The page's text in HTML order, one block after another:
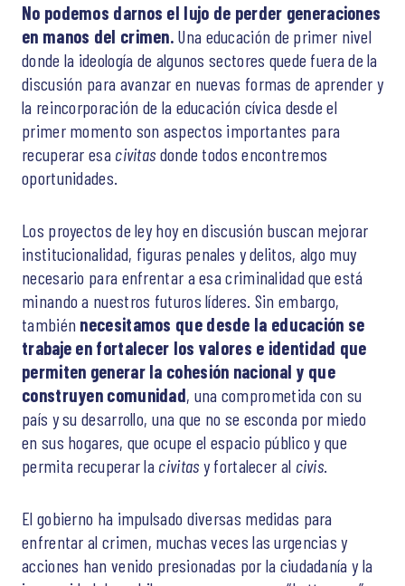
No podemos darnos el lujo de perder generaciones
en manos del crimen. Una educación de primer nivel
donde la ideología de algunos sectores quede fuera de la
discusión para avanzar en nuevas formas de aprender y
la reincorporación de la educación cívica desde el
primer momento son aspectos importantes para
recuperar esa civitas donde todos encontremos
oportunidades.
Los proyectos de ley hoy en discusión buscan mejorar
institucionalidad, figuras penales y delitos, algo muy
necesario para enfrentar a esa criminalidad que está
minando a nuestros futuros líderes. Sin embargo,
también necesitamos que desde la educación se
trabaje en fortalecer los valores e identidad que
permiten generar la cohesión nacional y que
construyen comunidad, una comprometida con su
país y su desarrollo, una que no se esconda por miedo
en sus hogares, que ocupe el espacio público y que
permita recuperar la civitas y fortalecer al civis
El gobierno ha impulsado diversas medidas para
enfrentar al crimen, muchas veces las urgencias y
acciones han venido presionadas por la ciudadanía y la